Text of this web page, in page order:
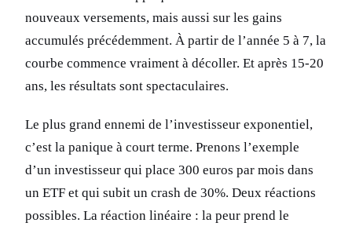
nouveaux versements, mais aussi sur les gains
accumulés précédemment. À partir de l’année 5 à 7, la
courbe commence vraiment à décoller. Et après 15-20
ans, les résultats sont spectaculaires.
Le plus grand ennemi de l’investisseur exponentiel,
c’est la panique à court terme. Prenons l’exemple
d’un investisseur qui place 300 euros par mois dans
un ETF et qui subit un crash de 30%. Deux réactions
possibles. La réaction linéaire : la peur prend le